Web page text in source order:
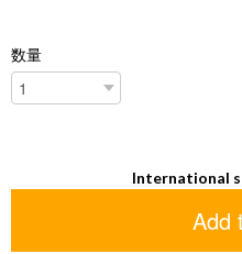
数量
International
Add